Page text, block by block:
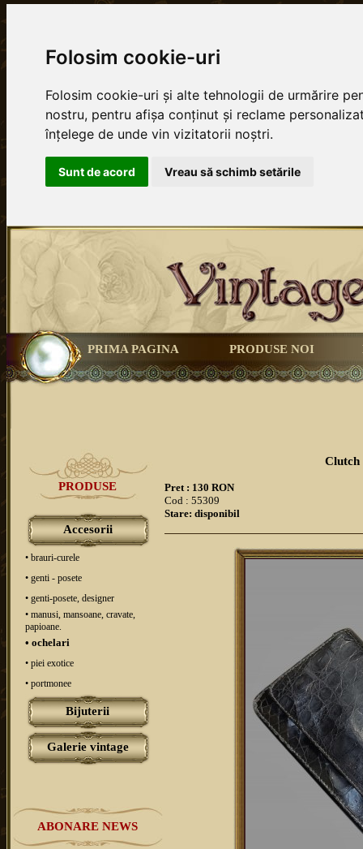
Folosim cookie-uri
Folosim cookie-uri și alte tehnologii de urmărire
nostru, pentru afișa conținut și reclame
înțelege de unde vin vizitatorii noștri.
Sunt de acord Vreau să schimb setările
PRIMA PAGINA PRODUSE NOI
PRODUSE
Accesorii
• brauri-curele
• genti - posete
• genti-posete, designer
• manusi, mansoane, cravate,
papioane.
• ochelari
• piei exotice
• portmonee
Bijuterii
Galerie vintage
ABONARE NEWS
Clutch
Pret : 130 RON
Cod : 55309
Stare: disponibil